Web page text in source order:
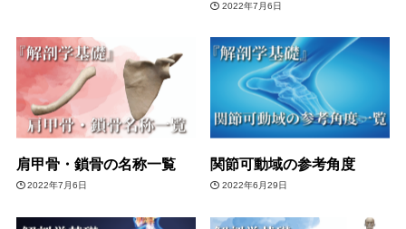
2022年7月6日
肩甲骨・鎖骨の名称一覧
2022年7月6日
関節可動域の参考角度
2022年6月29日